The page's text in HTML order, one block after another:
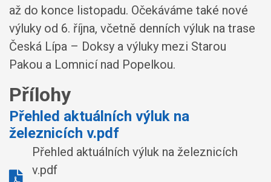
až do konce listopadu. Očekáváme také nové
výluky od 6. října, včetně denních výluk na trase
Česká Lípa – Doksy a výluky mezi Starou
Pakou a Lomnicí nad Popelkou.
Přílohy
Přehled aktuálních výluk na
železnicích v.pdf
Přehled aktuálních výluk na železnicích
v.pdf